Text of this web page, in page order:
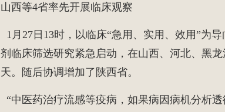
山西等4省率先开展临床观察
1月27日13时，以临床“急用、实用、效用”为
剂临床筛选研究紧急启动，在山西、河北、黑
天。随后协调增加了陕西省。
“中医药治疗流感等疫病，如果病因病机分析